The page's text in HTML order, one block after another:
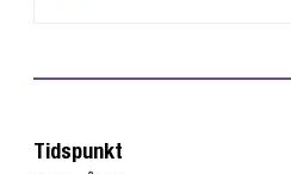
Tidspunkt